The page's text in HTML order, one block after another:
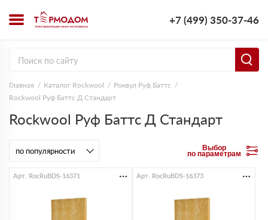
+7 (499) 350-37-46
Главная Каталог Rockwool
Роквул Руф Баттс
Rockwool Руф Баттс Д Стандарт
Rockwool Руф Баттс Д Стандарт
Выбор
по параметрам
Арт. RocRuBDS-16371 Арт. RocRuBDS-16373